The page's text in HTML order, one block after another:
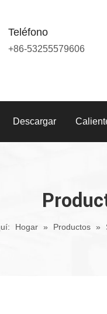
Teléfono
+86-53255579606
Descargar
Hogar » Productos »